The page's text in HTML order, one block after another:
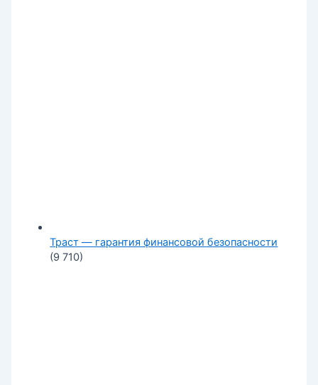
Траст — гарантия финансовой безопасности
(9 710)